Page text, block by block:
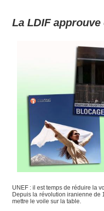
La LDIF
UNEF : il est temps de réduire la
Depuis la révolution iranienne de
mettre le voile sur la table.